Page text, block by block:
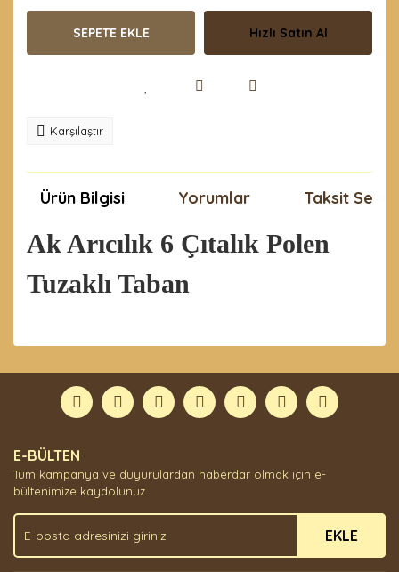
SEPETE EKLE Hızlı Satın Al
Karşılaştır
Ürün Bilgisi Yorumlar Taksit
Ak Arıcılık 6 Çıtalık Polen
Tuzaklı Taban
Yorum Yaz
formunu kullanarak tarafımıza iletebilirsiniz.
Görüş ve önerileriniz için teşekkür ederiz.
Ürün açıklamasında eksik bilgiler bulunuyor.
Ürün bilgilerinde hatalar bulunuyor.
Ürün fiyatı diğer sitelerden daha pahalı.
Bu ürüne benzer farklı alternatifler olmalı.
E-BÜLTEN
Tüm kampanya ve duyurulardan haberdar olmak için e-
bültenimize kaydolunuz.
EKLE